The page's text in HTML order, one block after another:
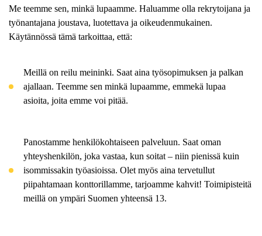
Me teemme sen, minkä lupaamme. Haluamme olla rekrytoijana ja
työnantajana joustava, luotettava ja oikeudenmukainen.
Käytännössä tämä tarkoittaa, että:
Meillä on reilu meininki. Saat aina työsopimuksen ja palkan
ajallaan. Teemme sen minkä lupaamme, emmekä lupaa
asioita, joita emme voi pitää.
Panostamme henkilökohtaiseen palveluun. Saat oman
yhteyshenkilön, joka vastaa, kun soitat – niin pienissä kuin
isommissakin työasioissa. Olet myös aina tervetullut
piipahtamaan konttorillamme, tarjoamme kahvit! Toimipisteitä
meillä on ympäri Suomen yhteensä 13.